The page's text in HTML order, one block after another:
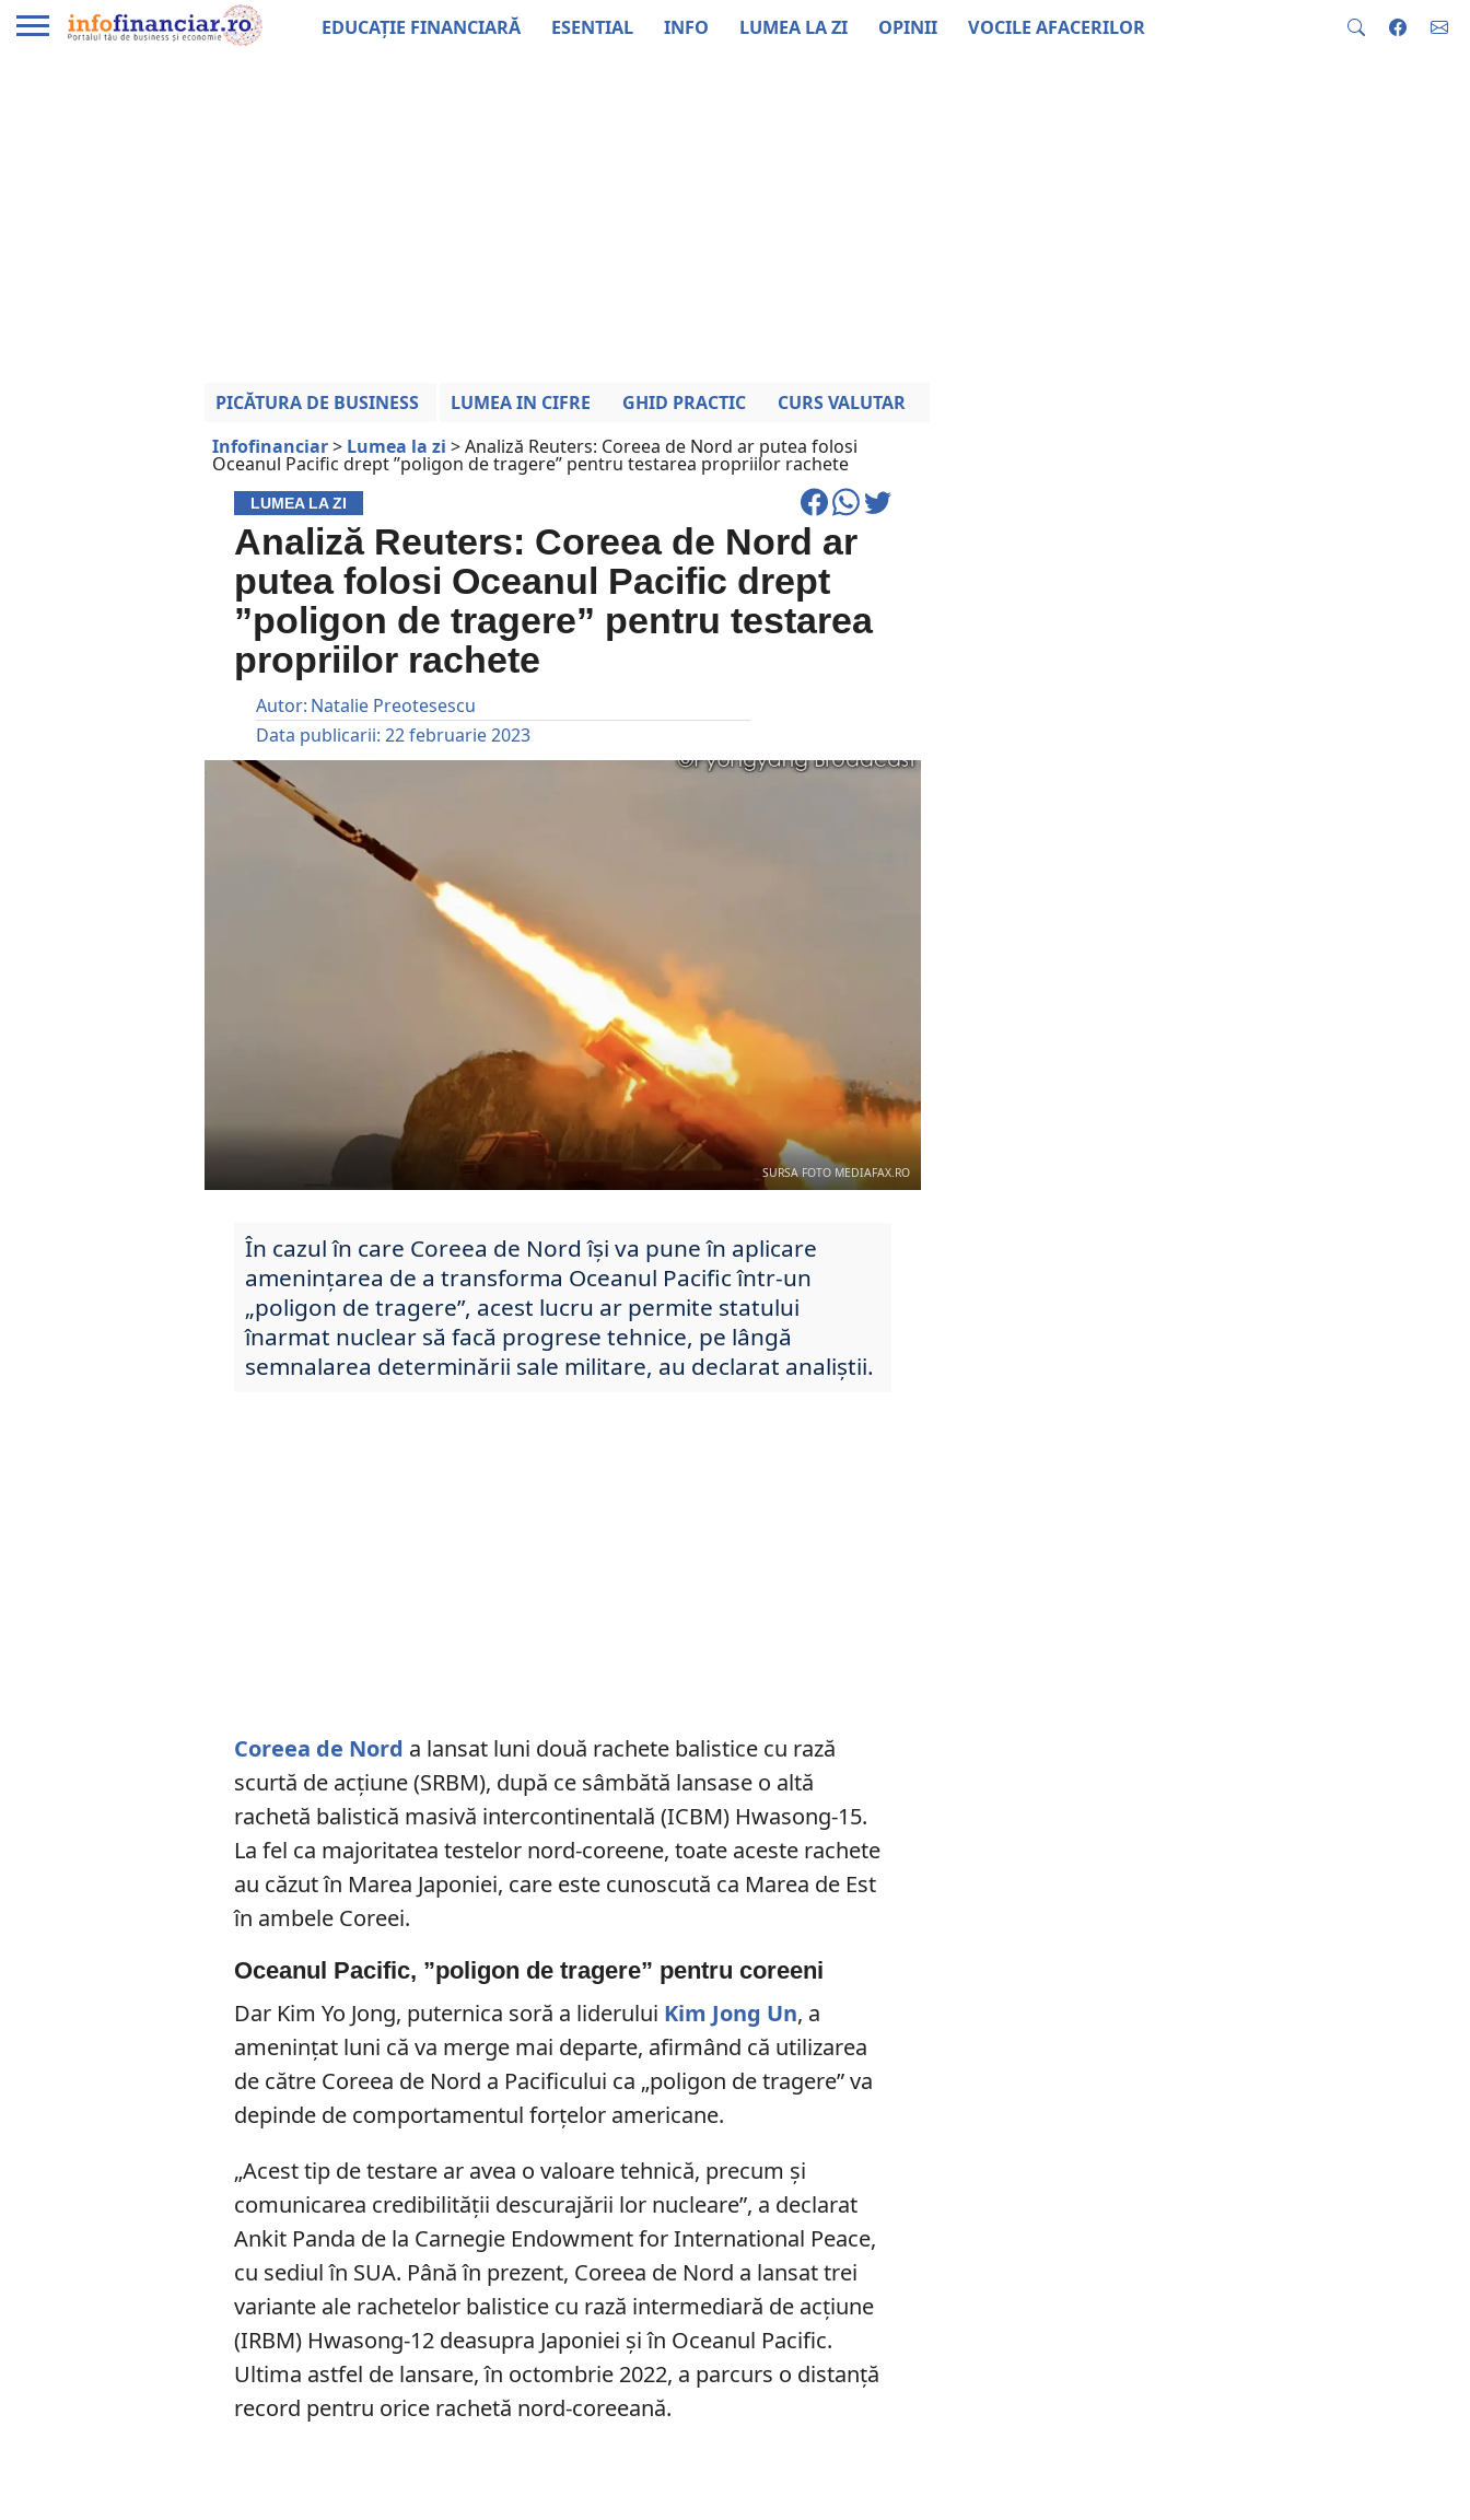
EDUCAȚIE FINANCIARĂ ESENTIAL INFO LUMEA LA ZI OPINII VOCILE AFACERILOR
PICĂTURA DE BUSINESS LUMEA IN CIFRE GHID PRACTIC
CURS VALUTAR
Infofinanciar> Lumea la zi >Analiză Reuters: Coreea de Nord ar putea folosi
Oceanul Pacific drept ”poligon de tragere” pentru testarea propriilor rachete
LUMEA LA ZI
Analiză Reuters: Coreea de Nord ar
putea folosi Oceanul Pacific drept
”poligon de tragere” pentru testarea
propriilor rachete
Autor: Natalie Preotesescu
Data publicarii: 22 februarie 2023
SURSA FOTO MEDIAFAX.RO
În cazul în care Coreea de Nord își va pune în aplicare
amenințarea de a transforma Oceanul Pacific într-un
„poligon de tragere”, acest lucru ar permite statului
înarmat nuclear să facă progrese tehnice, pe lângă
semnalarea determinării sale militare, au declarat analiștii.
Coreea de Nord a lansat luni două rachete balistice cu rază
scurtă de acțiune (SRBM), după ce sâmbătă lansase o altă
rachetă balistică masivă intercontinentală (ICBM) Hwasong-15.
La fel ca majoritatea testelor nord-coreene, toate aceste rachete
au căzut în Marea Japoniei, care este cunoscută ca Marea de Est
în ambele Coreei.
Oceanul Pacific, ”poligon de tragere” pentru coreeni
Dar Kim Yo Jong, puternica soră a liderului Kim Jong Un, a
amenințat luni că va merge mai departe, afirmând că utilizarea
de către Coreea de Nord a Pacificului ca „poligon de tragere” va
depinde de comportamentul forțelor americane.
„Acest tip de testare ar avea o valoare tehnică, precum și
comunicarea credibilității descurajării lor nucleare”, a declarat
Ankit Panda de la Carnegie Endowment for International Peace,
cu sediul în SUA. Până în prezent, Coreea de Nord a lansat trei
variante ale rachetelor balistice cu rază intermediară de acțiune
(IRBM) Hwasong-12 deasupra Japoniei și în Oceanul Pacific.
Ultima astfel de lansare, în octombrie 2022, a parcurs o distanță
record pentru orice rachetă nord-coreeană.